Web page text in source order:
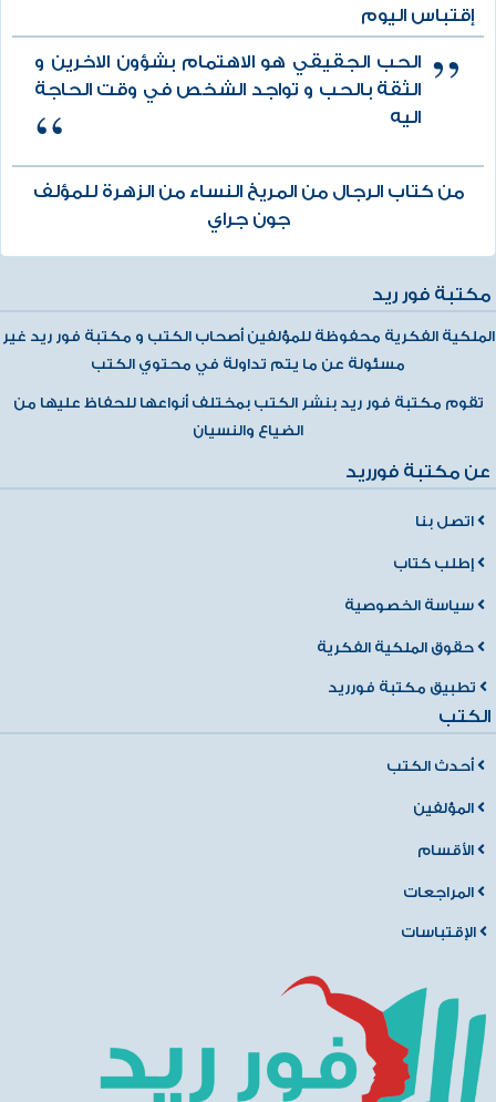
إقتباس اليوم
الحب الجقيقي هو الاهتمام بشؤون الاخرين و
الثقة بالحب و تواجد الشخص في وقت الحاجة
اليه
من كتاب الرجال من المريخ النساء من الزهرة للمؤلف
جون جراي
مكتبة فور ريد
الملكية الفكرية محفوظة للمؤلفين أصحاب الكتب و مكتبة فور ريد غير
مسئولة عن ما يتم تداولة في محتوي الكتب
تقوم مكتبة فور ريد بنشر الكتب بمختلف أنواعها للحفاظ عليها من
الضياع والنسيان
عن مكتبة فورريد
اتصل بنا
إطلب كتاب
سياسة الخصوصية
حقوق الملكية الفكرية
تطبيق مكتبة فورريد
الكتب
أحدث الكتب
المؤلفين
الأقسام
المراجعات
الإقتباسات